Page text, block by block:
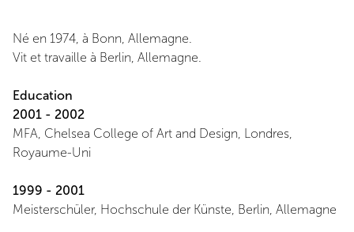
Né en 1974, à Bonn, Allemagne.
Vit et travaille à Berlin, Allemagne.
Education
2001 - 2002
MFA, Chelsea College of Art and Design, Londres,
Royaume-Uni
1999 - 2001
Meisterschüler, Hochschule der Künste, Berlin, Allemagne